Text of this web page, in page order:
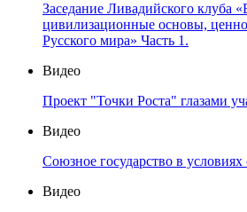
Заседание Ливадийского клуба
цивилизационные основы,
Русского мира» Часть 1.
Видео
Проект "Точки Роста" глазами
Видео
Союзное государство в
Видео